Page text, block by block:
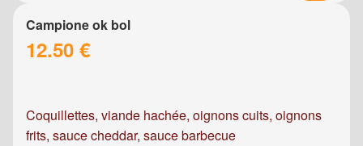
Campione ok bol
12.50 €
Coquillettes, viande hachée, oignons cuits, oignons
frits, sauce cheddar, sauce barbecue